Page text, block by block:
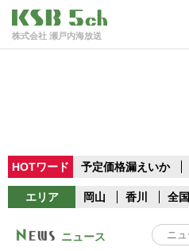
株式会社 瀬戸内海放送
HOTワード 予定価格漏えいか
エリア 岡山 香川 全国
ニュース